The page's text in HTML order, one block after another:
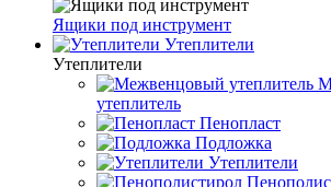
Ящики под инструмент
Утеплители
Утеплители
утеплитель
Пенопласт
Подложка
Утеплители